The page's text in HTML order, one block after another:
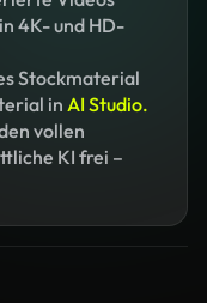
4K- und HD-
Stockmaterial
in AI Studio.
vollen
KI frei –